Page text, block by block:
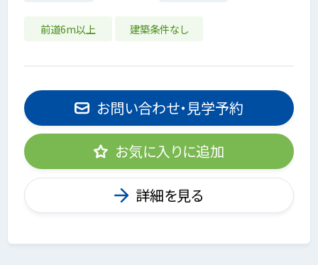
前道6m以上 建築条件なし
お問い合わせ・見学予約
お気に入りに追加
詳細を見る